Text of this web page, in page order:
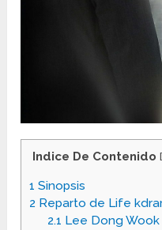
Indice De Contenido [
1 Sinopsis
2 Reparto de Life
2.1 Lee Dong Wook